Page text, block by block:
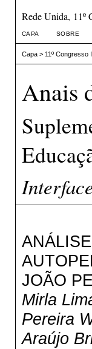
Rede Unida, 11º
CAPA SOBRE
Capa> 11º Congresso
Anais
JOÃO
Mirla
Pereira
Araújo